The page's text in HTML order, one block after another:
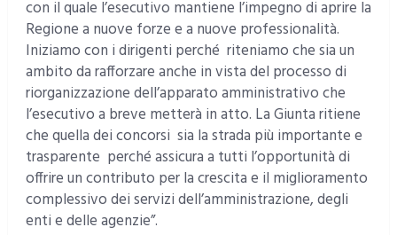
con il quale l’esecutivo mantiene l’impegno di aprire la
Regione a nuove forze e a nuove professionalità.
Iniziamo con i dirigenti perché riteniamo che sia un
ambito da rafforzare anche in vista del processo di
riorganizzazione dell’apparato amministrativo che
l’esecutivo a breve metterà in atto. La Giunta ritiene
che quella dei concorsi sia la strada più importante e
trasparente perché assicura a tutti l’opportunità di
offrire un contributo per la crescita e il miglioramento
complessivo dei servizi dell’amministrazione, degli
enti e delle agenzie”.